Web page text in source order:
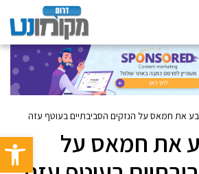
פתח
את חמאס על הנזקים הסביבתיים בעוטף עזה
את חמאס על